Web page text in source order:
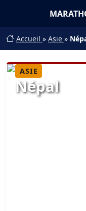
Accueil » Asie »
ASIE
Népal